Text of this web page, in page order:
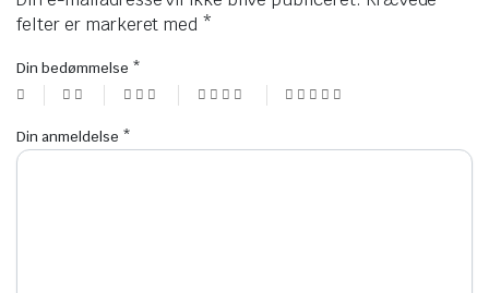
felter er markeret med *
Din bedømmelse *
Din anmeldelse *